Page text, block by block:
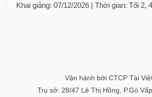
Khai giảng: 07/12/2026 | Thời gian: Tối 2,
Vận hành bởi CTCP Tài
Trụ sở: 28/47 Lê Thị Hồng, P.Gò